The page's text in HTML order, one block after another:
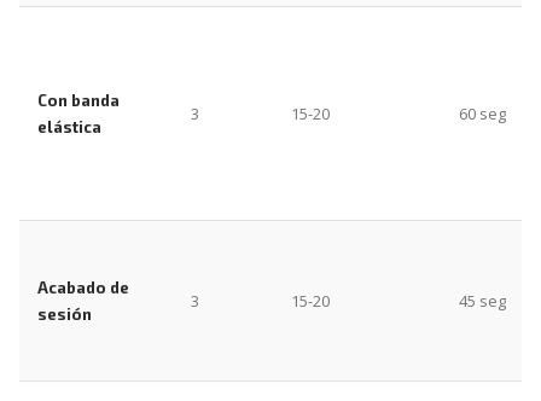
Con banda
elástica
3 15-20 60 seg
Acabado de
sesión
3 15-20 45 seg